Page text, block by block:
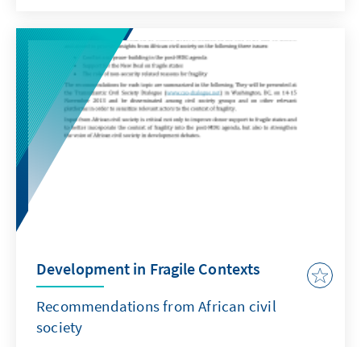
den Festvortrag. Nachfolgend die Ansprache
von Herrn Dr. Wahlers im Wortlaut.
Development in Fragile Contexts
Recommendations from African civil
society